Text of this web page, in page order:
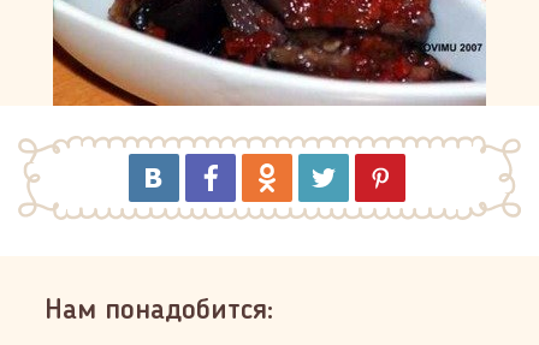
Нам понадобится: